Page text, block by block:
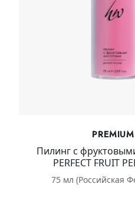
PREMIUM
Пилинг с
PERFECT FRUIT
75 мл (Российская